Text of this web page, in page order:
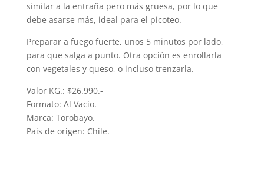
similar a la entraña pero más gruesa, por lo que
debe asarse más, ideal para el picoteo.
Preparar a fuego fuerte, unos 5 minutos por lado,
para que salga a punto. Otra opción es enrollarla
con vegetales y queso, o incluso trenzarla.
Valor KG.: $26.990.-
Formato: Al Vacío.
Marca: Torobayo.
País de origen: Chile.